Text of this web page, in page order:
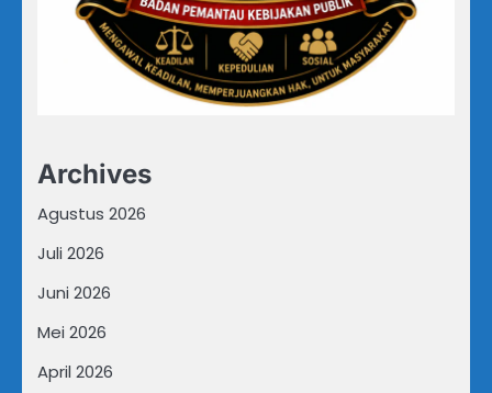
Archives
Agustus 2026
Juli 2026
Juni 2026
Mei 2026
April 2026